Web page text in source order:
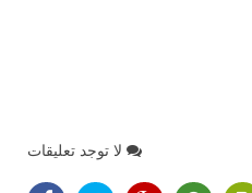
لا توجد تعليقات